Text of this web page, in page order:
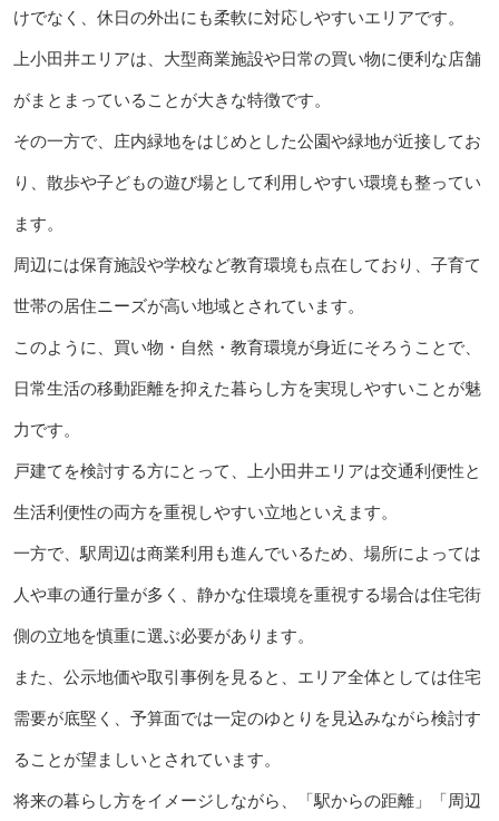
けでなく、休日の外出にも柔軟に対応しやすいエリアです。
上小田井エリアは、大型商業施設や日常の買い物に便利な店舗
がまとまっていることが大きな特徴です。
その一方で、庄内緑地をはじめとした公園や緑地が近接してお
り、散歩や子どもの遊び場として利用しやすい環境も整ってい
ます。
周辺には保育施設や学校など教育環境も点在しており、子育て
世帯の居住ニーズが高い地域とされています。
このように、買い物・自然・教育環境が身近にそろうことで、
日常生活の移動距離を抑えた暮らし方を実現しやすいことが魅
力です。
戸建てを検討する方にとって、上小田井エリアは交通利便性と
生活利便性の両方を重視しやすい立地といえます。
一方で、駅周辺は商業利用も進んでいるため、場所によっては
人や車の通行量が多く、静かな住環境を重視する場合は住宅街
側の立地を慎重に選ぶ必要があります。
また、公示地価や取引事例を見ると、エリア全体としては住宅
需要が底堅く、予算面では一定のゆとりを見込みながら検討す
ることが望ましいとされています。
将来の暮らし方をイメージしながら、「駅からの距離」「周辺